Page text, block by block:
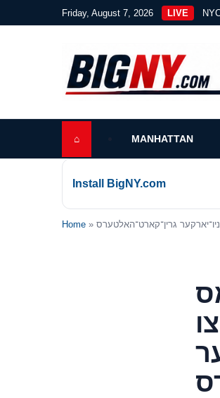
Friday, August 7, 2026 LIVE
⌂ MANHATTAN
Install BigNY.com
Home